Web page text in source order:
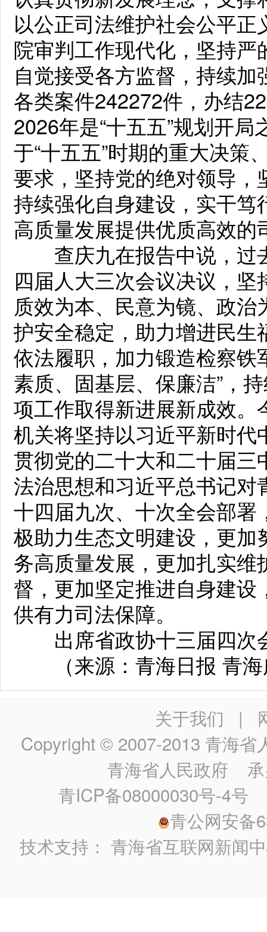
以公正司法维护社会公平
院审判工作现代化，坚持
自觉接受各方监督，持续
各类案件242272件，办结
2026年是“十五五”规划开
于“十五五”时期的重大决策
要求，坚持党的绝对领导
持续强化自身建设，实干
高质量发展提供优质高效的
查庆九在报告中说，过
四届人大三次会议决议，
质效为本、民意为镜、政
护安全稳定，助力增进民
依法履职，加力锻造检察铁
素质、固基层、保廉洁”，
项工作取得新进展新成效。
机关将坚持以习近平新时
贯彻党的二十大和二十届
法治思想和习近平总书记
十四届九次、十次全会部署
极助力生态文明建设，更
务高质量发展，更加扎实
督，更加坚定推进自身建设
供有力司法保障。
出席省政协十三届四次
（来源：青海日报 青海
关于我们 |
Copyright © 2007-2013 青海省
青海省人民政府 承
青ICP备08000030号-4号
青公网安备
技术支持：青海省互联网新闻